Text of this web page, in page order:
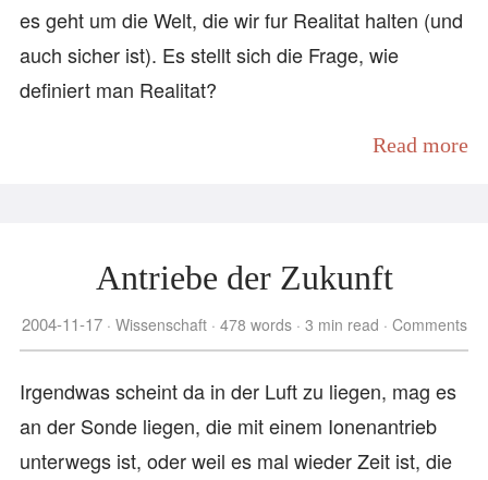
es geht um die Welt, die wir fur Realitat halten (und
auch sicher ist). Es stellt sich die Frage, wie
definiert man Realitat?
Read more
Antriebe der Zukunft
2004-11-17 Wissenschaft 478 words 3 min read Comments
Irgendwas scheint da in der Luft zu liegen, mag es
an der Sonde liegen, die mit einem Ionenantrieb
unterwegs ist, oder weil es mal wieder Zeit ist, die